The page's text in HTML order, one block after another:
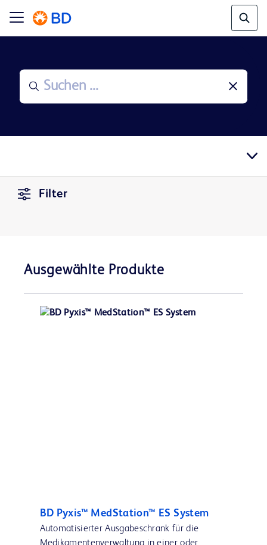
Filter
Ausgewählte Produkte
BD Pyxis™ MedStation™ ES System
Automatisierter Ausgabeschrank für die